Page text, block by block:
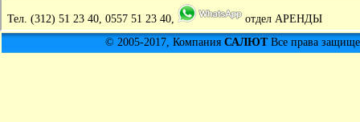
Тел. (312) 51 23 40, 0557 51 23 40,
отдел АРЕНДЫ
© 2005-2017, Компания САЛЮТВсе права